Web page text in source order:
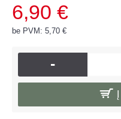
6,90 €
be PVM: 5,70 €
-